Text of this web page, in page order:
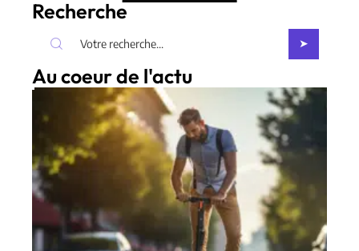
Recherche
Au coeur de l'actu